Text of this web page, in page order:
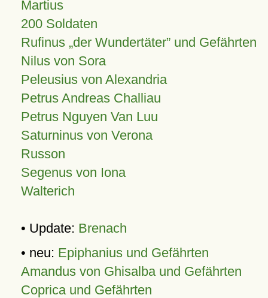
Martius
200 Soldaten
Rufinus „der Wundertäter” und Gefährten
Nilus von Sora
Peleusius von Alexandria
Petrus Andreas Challiau
Petrus Nguyen Van Luu
Saturninus von Verona
Russon
Segenus von Iona
Walterich
• Update: Brenach
• neu: Epiphanius und Gefährten
Amandus von Ghisalba und Gefährten
Coprica und Gefährten